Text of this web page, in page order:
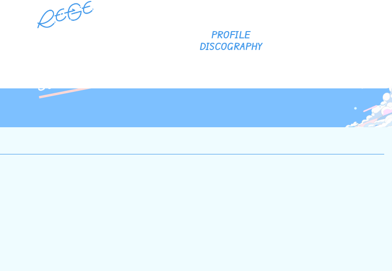
RE-GE Official site
PROFILE
DISCOGRAPHY
Schedule